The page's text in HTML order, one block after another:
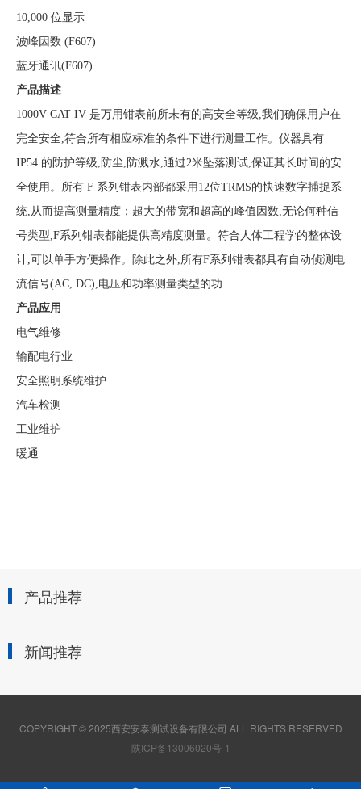
10,000 位显示
波峰因数 (F607)
蓝牙通讯(F607)
产品描述
1000V CAT IV 是万用钳表前所未有的高安全等级,我们确保用户在
完全安全,符合所有相应标准的条件下进行测量工作。仪器具有
IP54 的防护等级,防尘,防溅水,通过2米坠落测试,保证其长时间的安
全使用。所有 F 系列钳表内部都采用12位TRMS的快速数字捕捉系
统,从而提高测量精度；超大的带宽和超高的峰值因数,无论何种信
号类型,F系列钳表都能提供高精度测量。符合人体工程学的整体设
计,可以单手方便操作。除此之外,所有F系列钳表都具有自动侦测电
流信号(AC, DC),电压和功率测量类型的功
产品应用
电气维修
输配电行业
安全照明系统维护
汽车检测
工业维护
暖通
产品推荐
新闻推荐
COPYRIGHT © 2025西安安泰测试设备有限公司 ALL RIGHTS RESERVED
陕ICP备13006020号-1